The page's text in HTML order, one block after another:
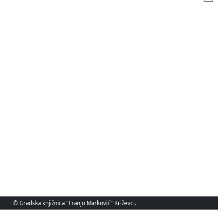
© Gradska knjižnica "Franjo Marković" Križevci.